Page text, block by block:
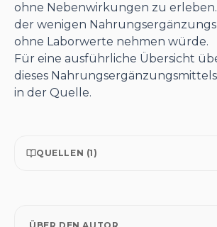
ohne Nebenwirkungen zu erleben.
der wenigen
ohne Laborwerte nehmen würde.
Für eine ausführliche Übersicht
dieses
in der Quelle.
QUELLEN (1)